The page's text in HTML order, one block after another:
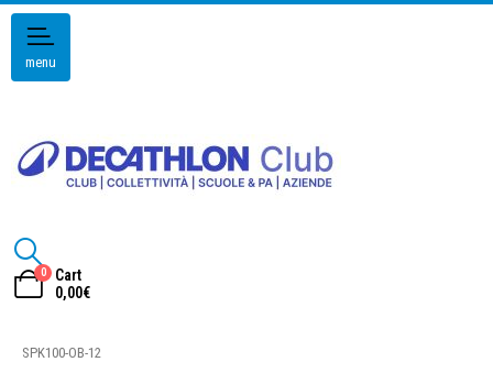
menu
0
Cart
0,00€
SPK100-OB-12